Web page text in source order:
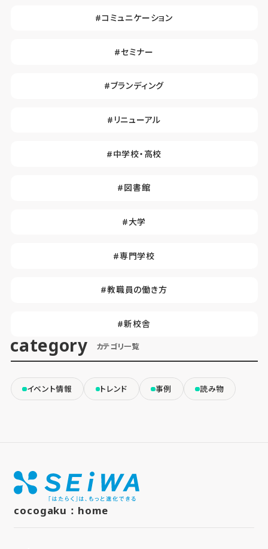
#コミュニケーション
#セミナー
#ブランディング
#リニューアル
#中学校・高校
#図書館
#大学
#専門学校
#教職員の働き方
#新校舎
category カテゴリ一覧
イベント情報 トレンド 事例 読み物
cocogaku：home